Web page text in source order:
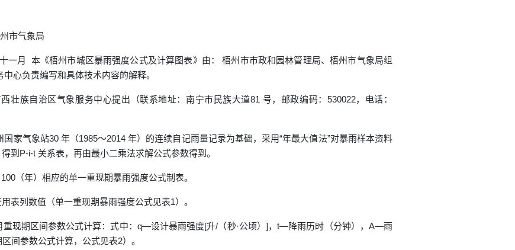
市气象局
一月 本《梧州市城区暴雨强度公式及计算图表》由： 梧州市市政和园林管理局、梧州市气象局组
心负责编写和具体技术内容的解释。
壮族自治区气象服务中心提出（联系地址：南宁市民族大道81 号，邮政编码：530022，电话：
家气象站30 年（1985～2014 年）的连续自记雨量记录为基础，采用“年最大值法”对暴雨样本资料
到P-i-t 关系表，再由最小二乘法求解公式参数得到。
（年）相应的单一重现期暴雨强度公式制表。
表列数值（单一重现期暴雨强度公式见表1）。
重现期区间参数公式计算：式中：q—设计暴雨强度[升/（秒·公顷）]，t—降雨历时（分钟），A—雨
间参数公式计算，公式见表2）。